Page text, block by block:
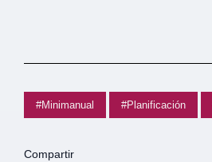
#Minimanual #Planificación
Compartir